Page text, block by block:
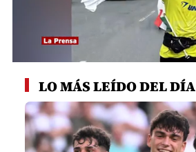
seconds
minutes,
seconds
LO MÁS LEÍDO DEL DÍA